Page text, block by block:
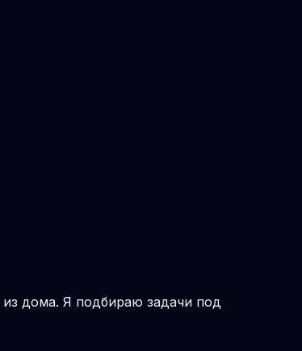
из дома. Я подбираю задачи под